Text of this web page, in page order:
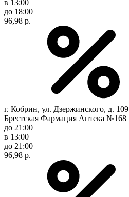
в 13:00
до 18:00
96,98 р.
г. Кобрин, ул. Дзержинского, д. 109
Брестская Фармация Аптека №168
до 21:00
в 13:00
до 21:00
96,98 р.